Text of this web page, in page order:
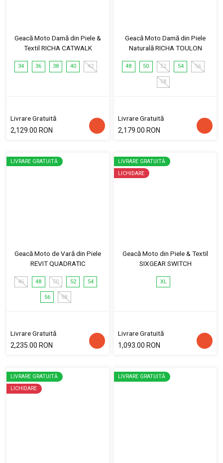
Geacă Moto Damă din Piele &
Textil RICHA CATWALK
34 36 38 40 42
Livrare Gratuită
2,129.00 RON
Geacă Moto Damă din Piele
Naturală RICHA TOULON
48 50 52 54 56
58
Livrare Gratuită
2,179.00 RON
LIVRARE GRATUITĂ
Geacă Moto de Vară din Piele
REVIT QUADRATIC
46 48 50 52 54
56 58
Livrare Gratuită
2,235.00 RON
LIVRARE GRATUITĂ
LICHIDARE
Geacă Moto din Piele & Textil
SIXGEAR SWITCH
XL
Livrare Gratuită
1,093.00 RON
LIVRARE GRATUITĂ
LICHIDARE
LIVRARE GRATUITĂ